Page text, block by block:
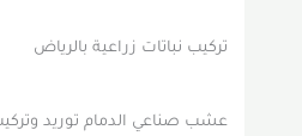
تركيب نباتات زراعية بالرياض
عشب صناعي الدمام توريد